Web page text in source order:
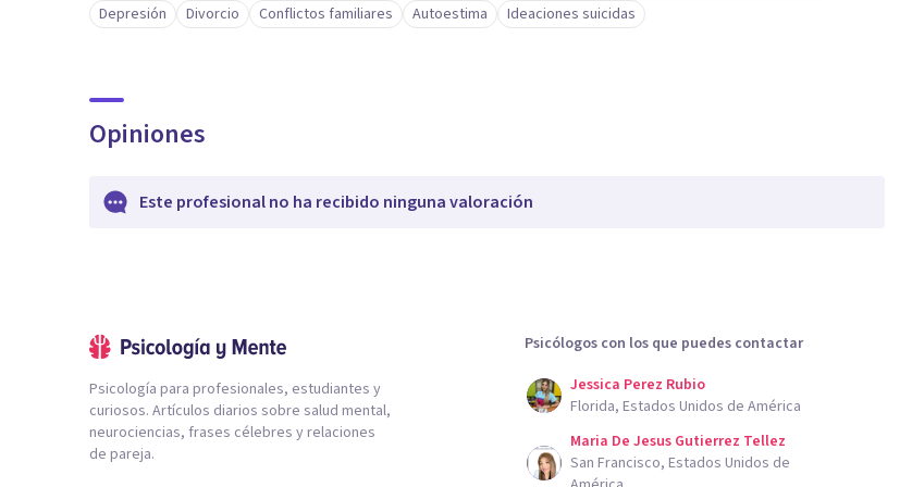
Depresión
Divorcio Conflictos familiares Autoestima Ideaciones suicidas
Opiniones
Este profesional no ha recibido ninguna valoración
Psicología para profesionales, estudiantes y
curiosos. Artículos diarios sobre salud mental,
neurociencias, frases célebres y relaciones
de pareja.
Psicólogos con los que puedes contactar
Jessica Perez Rubio
Florida, Estados Unidos de América
Maria De Jesus Gutierrez Tellez
San Francisco, Estados Unidos de